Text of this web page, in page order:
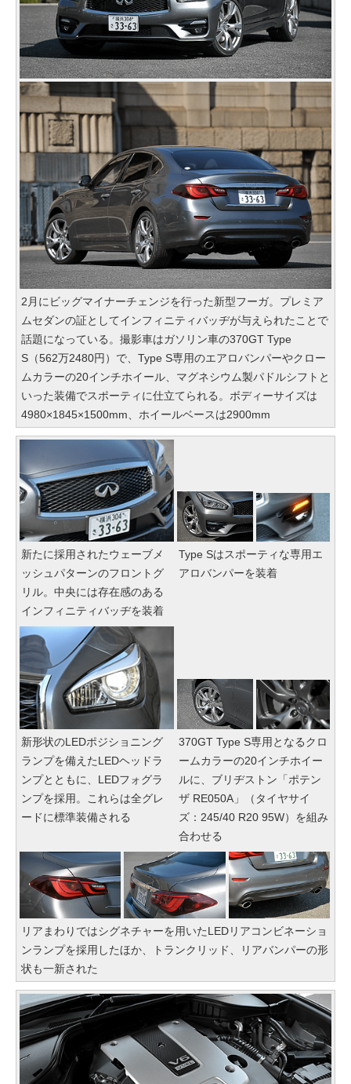
2月にビッグマイナーチェンジを行った新型フーガ。プレミア
ムセダンの証としてインフィニティバッヂが与えられたことで
話題になっている。撮影車はガソリン車の370GT Type
S（562万2480円）で、Type S専用のエアロバンパーやクロー
ムカラーの20インチホイール、マグネシウム製パドルシフトと
いった装備でスポーティに仕立てられる。ボディーサイズは
4980×1845×1500mm、ホイールベースは2900mm
新たに採用されたウェーブメ
ッシュパターンのフロントグ
リル。中央には存在感のある
インフィニティバッヂを装着
Type Sはスポーティな専用エ
アロバンパーを装着
新形状のLEDポジショニング
ランプを備えたLEDヘッドラ
ンプとともに、LEDフォグラ
ンプを採用。これらは全グレ
ードに標準装備される
370GT Type S専用となるクロ
ームカラーの20インチホイー
ルに、ブリヂストン「ポテン
ザ RE050A」（タイヤサイ
ズ：245/40 R20 95W）を組み
合わせる
リアまわりではシグネチャーを用いたLEDリアコンビネーショ
ンランプを採用したほか、トランクリッド、リアバンパーの形
状も一新された